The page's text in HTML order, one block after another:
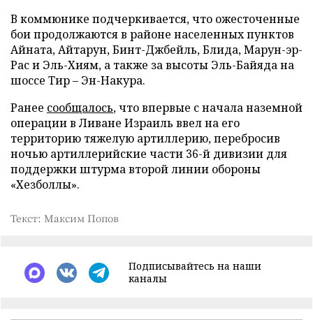
В коммюнике подчеркивается, что ожесточенные
бои продолжаются в районе населенных пунктов
Айната, Айтарун, Бинт-Джбейль, Блида, Марун-эр-
Рас и Эль-Хиям, а также за высоты Эль-Байяда на
шоссе Тир – Эн-Накура.
Ранее сообщалось, что впервые с начала наземной
операции в Ливане Израиль ввел на его
территорию тяжелую артиллерию, перебросив
ночью артиллерийские части 36-й дивизии для
поддержки штурма второй линии обороны
«Хезболлы».
Текст: Максим Попов
Подписывайтесь на наши
каналы